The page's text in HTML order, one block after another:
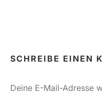
SCHREIBE EINEN
Deine E-Mail-Adresse